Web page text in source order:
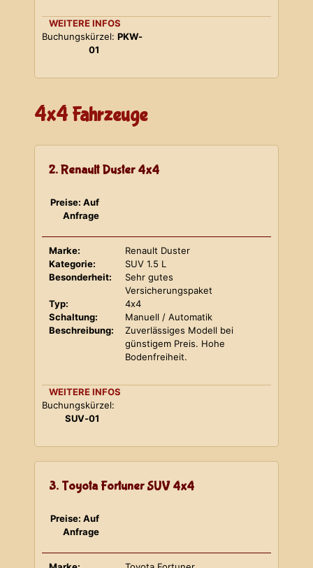
WEITERE INFOS
Buchungskürzel: PKW-
01
4x4 Fahrzeuge
2. Renault Duster 4x4
Preise: Auf
Anfrage
Marke:
Renault Duster
Kategorie:
SUV 1.5 L
Besonderheit:
Sehr gutes
Versicherungspaket
Typ:
4x4
Schaltung:
Manuell / Automatik
Beschreibung:
Zuverlässiges Modell bei
günstigem Preis. Hohe
Bodenfreiheit.
WEITERE INFOS
Buchungskürzel:
SUV-01
3. Toyota Fortuner SUV 4x4
Preise: Auf
Anfrage